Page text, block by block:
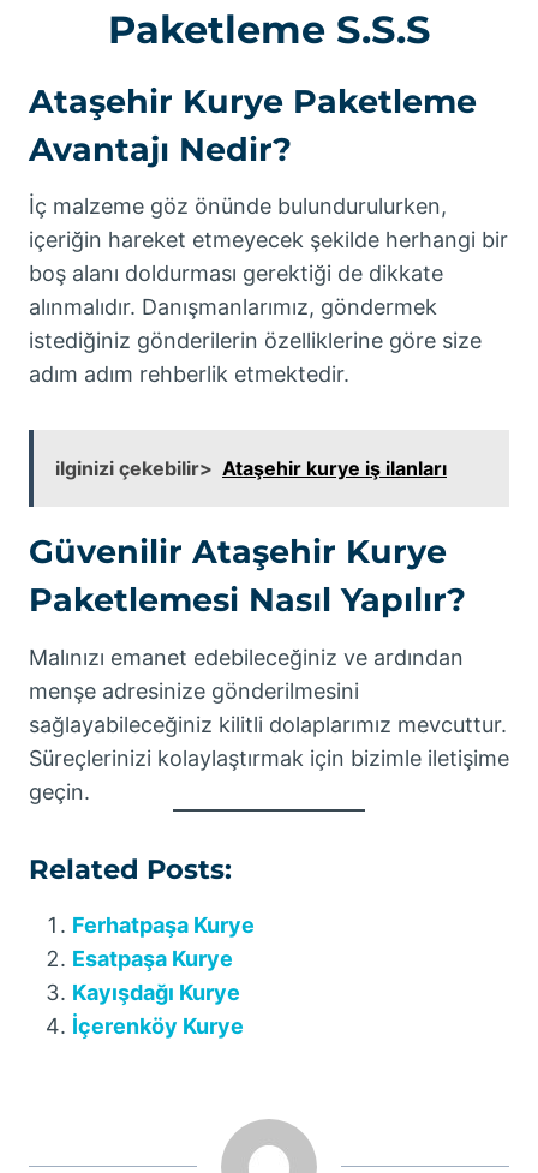
Paketleme S.S.S
Ataşehir Kurye Paketleme
Avantajı Nedir?
İç malzeme göz önünde bulundurulurken,
içeriğin hareket etmeyecek şekilde herhangi bir
boş alanı doldurması gerektiği de dikkate
alınmalıdır. Danışmanlarımız, göndermek
istediğiniz gönderilerin özelliklerine göre size
adım adım rehberlik etmektedir.
ilginizi çekebilir> Ataşehir kurye iş ilanları
Güvenilir Ataşehir Kurye
Paketlemesi Nasıl Yapılır?
Malınızı emanet edebileceğiniz ve ardından
menşe adresinize gönderilmesini
sağlayabileceğiniz kilitli dolaplarımız mevcuttur.
Süreçlerinizi kolaylaştırmak için bizimle iletişime
geçin.
Related Posts:
Ferhatpaşa Kurye
Esatpaşa Kurye
Kayışdağı Kurye
İçerenköy Kurye